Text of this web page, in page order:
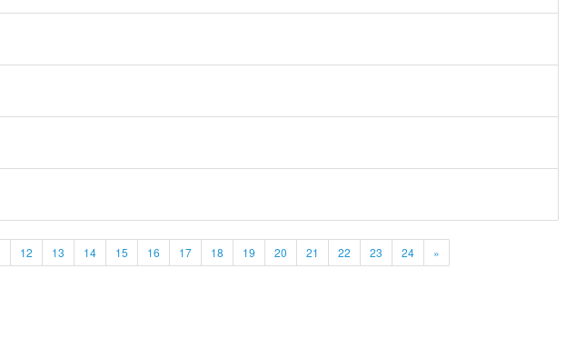
12 13 14 15 16 17 18 19 20 21 22 23 24 »